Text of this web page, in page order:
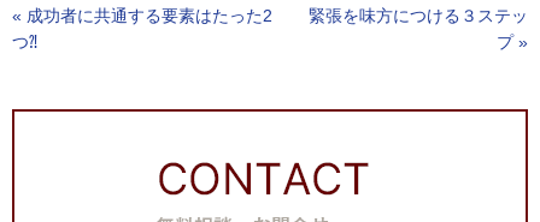
« 成功者に共通する要素はたった2
つ⁈
緊張を味方につける３ステッ
プ»